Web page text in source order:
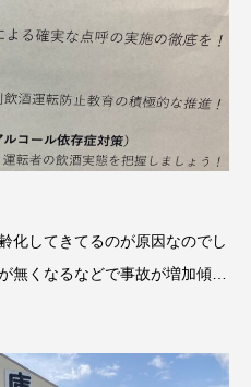
化してきてるのが原因なのでし
無くなるなどで事故が増加傾向